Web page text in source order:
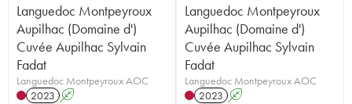
Languedoc Montpeyroux
Aupilhac (Domaine d')
Cuvée Aupilhac Sylvain
Fadat
Languedoc Montpeyroux AOC
2023 A
Languedoc Montpeyroux
Aupilhac (Domaine d')
Cuvée Aupilhac Sylvain
Fadat
Languedoc Montpeyroux AOC
2023 A